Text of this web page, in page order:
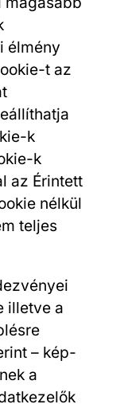
élmény
t az
k
k
az Érintett
nélkül
teljes
illetve a
– kép-
a